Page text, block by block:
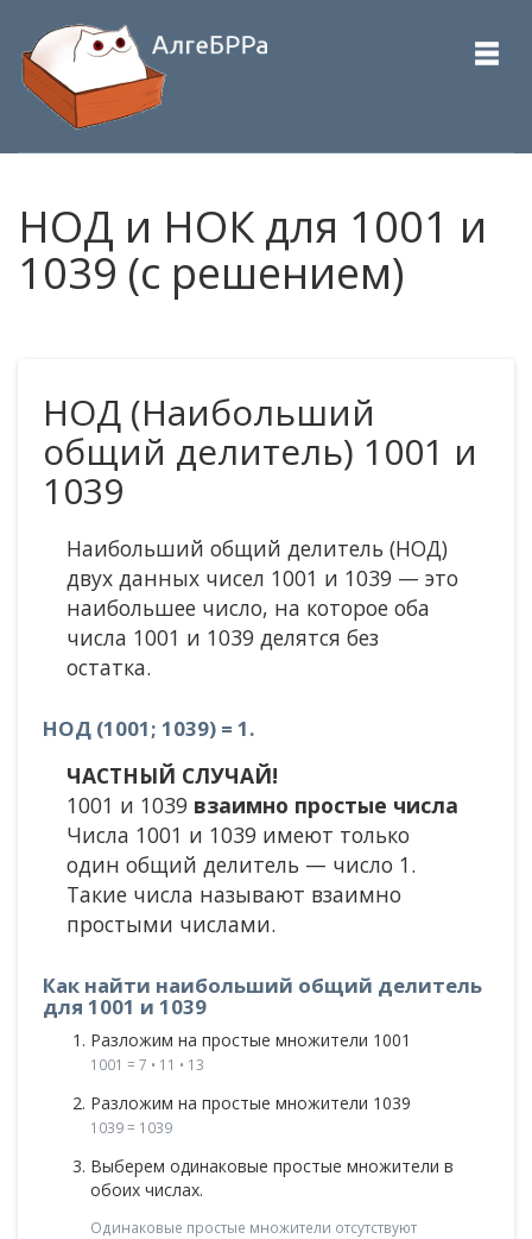
НОД и НОК для 1001 и
1039 (с решением)
НОД (Наибольший
общий делитель) 1001 и
1039
Наибольший общий делитель (НОД)
двух данных чисел 1001 и 1039 — это
наибольшее число, на которое оба
числа 1001 и 1039 делятся без
остатка.
НОД (1001; 1039) = 1.
ЧАСТНЫЙ СЛУЧАЙ!
1001 и 1039 взаимно простые числа
Числа 1001 и 1039 имеют только
один общий делитель — число 1.
Такие числа называют взаимно
простыми числами.
Как найти наибольший общий делитель
для 1001 и 1039
Разложим на простые множители 1001
1001 = 7 • 11 • 13
Разложим на простые множители 1039
1039 = 1039
Выберем одинаковые простые множители в
обоих числах.
Одинаковые простые множители отсутствуют